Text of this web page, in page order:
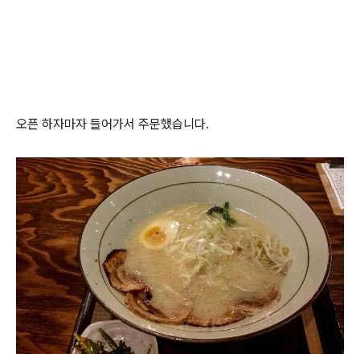
오픈 하자마자 들어가서 주문했습니다.